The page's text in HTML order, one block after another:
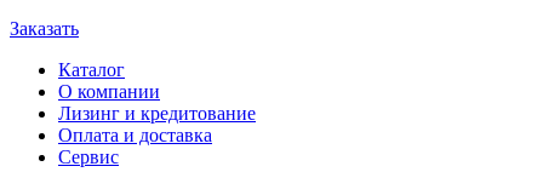
Заказать
Каталог
О компании
Лизинг и кредитование
Оплата и доставка
Сервис